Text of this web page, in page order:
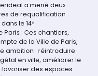
a mené deux
de requalification
le 14ᵉ
: Ces chantiers,
de la Ville de Paris,
ambition : réintroduire
en ville, améliorer le
favoriser des espaces